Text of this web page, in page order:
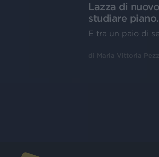
Lazza di
studiare
E tra un paio di
di Maria Vittoria